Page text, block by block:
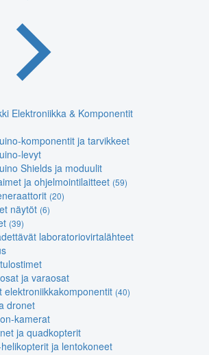
Elektroniikka & Komponentit
komponentit ja tarvikkeet
levyt
Shields ja moduulit
ja ohjelmointilaitteet (59)
(20)
näytöt (6)
(39)
laboratoriovirtalähteet
ja varaosat
elektroniikkakomponentit (40)
dronet
kamerat
ja quadkopterit
ja lentokoneet